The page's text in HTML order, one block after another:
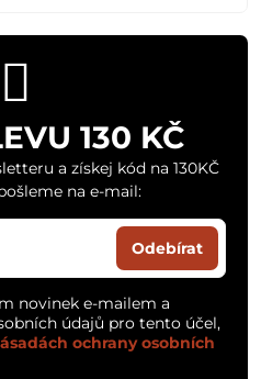
130 KČ
a získej kód na 130KČ
na e-mail:
Odebírat
novinek e-mailem a
údajů pro tento účel,
ochrany osobních